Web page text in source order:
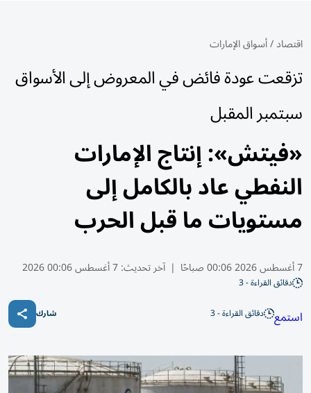
اقتصاد/أسواق الإمارات
تزقعت عودة فائض في المعروض إلى الأسواق
سبتمبر المقبل
«فيتش»: إنتاج الإمارات
النفطي عاد بالكامل إلى
مستويات ما قبل الحرب
7 أغسطس 2026 00:06 صباحًا | آخر تحديث:7 أغسطس 00:06 2026
دقائق القراءة - 3
استمع دقائق القراءة - 3 شارك